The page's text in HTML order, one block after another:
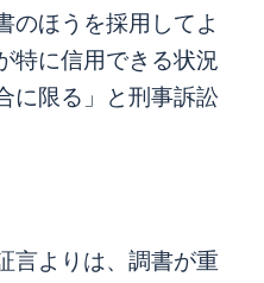
のほうを採用してよ
特に信用できる状況
に限る」と刑事訴訟
言よりは、調書が重